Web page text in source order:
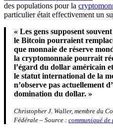
des populations pour la
particulier était effectivement un
« Les gens supposent
le Bitcoin pourraient
que monnaie de réserve
la cryptomonnaie pourrait
l’égard du dollar américain
le statut international de la
n’observe pas actuellement
domination du dollar. »
Christopher J. Waller, membre du
Fédérale – Source : communiqué de